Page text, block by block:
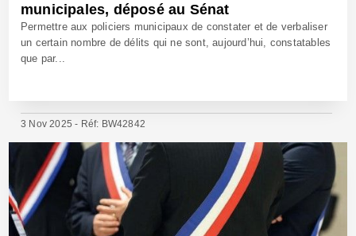
municipales, déposé au Sénat
Permettre aux policiers municipaux de constater et de verbaliser
un certain nombre de délits qui ne sont, aujourd’hui, constatables
que par...
3 Nov 2025 - Réf: BW42842